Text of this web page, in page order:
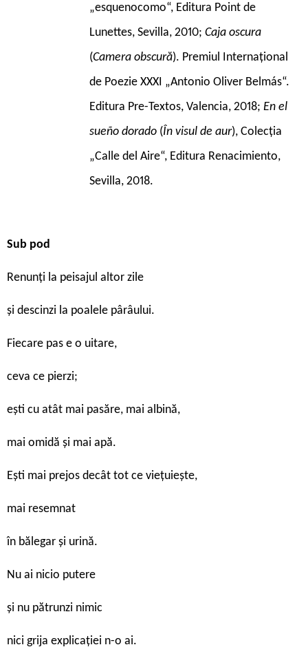
„esquenocomo“, Editura Point de
Lunettes, Sevilla, 2010; Caja oscura
(Camera obscură). Premiul Internațional
de Poezie XXXI „Antonio Oliver Belmás“.
Editura Pre-Textos, Valencia, 2018; En el
sueño dorado (În visul de aur), Colecția
„Calle del Aire“, Editura Renacimiento,
Sevilla, 2018.
Sub pod
Renunţi la peisajul altor zile
şi descinzi la poalele pârâului.
Fiecare pas e o uitare,
ceva ce pierzi;
eşti cu atât mai pasăre, mai albină,
mai omidă şi mai apă.
Eşti mai prejos decât tot ce vieţuieşte,
mai resemnat
în bălegar şi urină.
Nu ai nicio putere
şi nu pătrunzi nimic
nici grija explicaţiei n-o ai.